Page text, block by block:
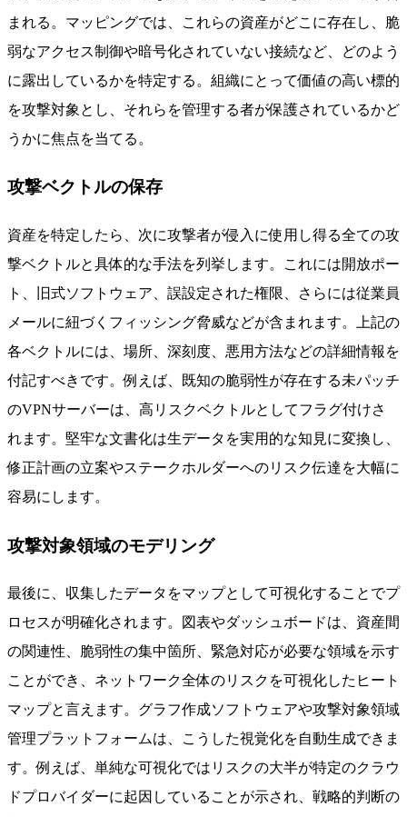
まれる。マッピングでは、これらの資産がどこに存在し、脆
弱なアクセス制御や暗号化されていない接続など、どのよう
に露出しているかを特定する。組織にとって価値の高い標的
を攻撃対象とし、それらを管理する者が保護されているかど
うかに焦点を当てる。
攻撃ベクトルの保存
資産を特定したら、次に攻撃者が侵入に使用し得る全ての攻
撃ベクトルと具体的な手法を列挙します。これには開放ポー
ト、旧式ソフトウェア、誤設定された権限、さらには従業員
メールに紐づくフィッシング脅威などが含まれます。上記の
各ベクトルには、場所、深刻度、悪用方法などの詳細情報を
付記すべきです。例えば、既知の脆弱性が存在する未パッチ
のVPNサーバーは、高リスクベクトルとしてフラグ付けさ
れます。堅牢な文書化は生データを実用的な知見に変換し、
修正計画の立案やステークホルダーへのリスク伝達を大幅に
容易にします。
攻撃対象領域のモデリング
最後に、収集したデータをマップとして可視化することでプ
ロセスが明確化されます。図表やダッシュボードは、資産間
の関連性、脆弱性の集中箇所、緊急対応が必要な領域を示す
ことができ、ネットワーク全体のリスクを可視化したヒート
マップと言えます。グラフ作成ソフトウェアや攻撃対象領域
管理プラットフォームは、こうした視覚化を自動生成できま
す。例えば、単純な可視化ではリスクの大半が特定のクラウ
ドプロバイダーに起因していることが示され、戦略的判断の